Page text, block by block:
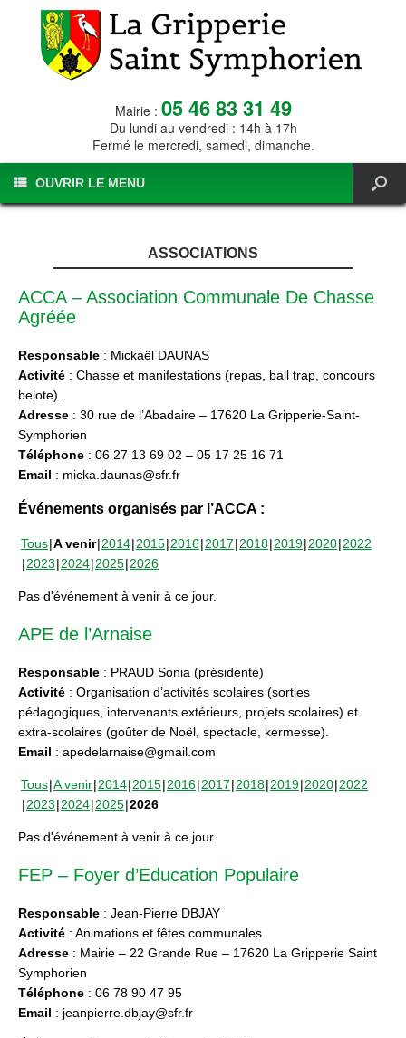
Mairie : 05 46 83 31 49
Du lundi au vendredi : 14h à 17h
Fermé le mercredi, samedi, dimanche.
OUVRIR LE MENU
ASSOCIATIONS
ACCA – Association Communale De Chasse
Agréée
Responsable : Mickaël DAUNAS
Activité : Chasse et manifestations (repas, ball trap, concours
belote).
Adresse : 30 rue de l’Abadaire – 17620 La Gripperie-Saint-
Symphorien
Téléphone : 06 27 13 69 02 – 05 17 25 16 71
Email : micka.daunas@sfr.fr
Événements organisés par l’ACCA :
Tous A venir 2014 2015 2016 2017 2018 2019 2020 2022
2023 2024 2025 2026
Pas d'événement à venir à ce jour.
APE de l’Arnaise
Responsable : PRAUD Sonia (présidente)
Activité : Organisation d’activités scolaires (sorties
pédagogiques, intervenants extérieurs, projets scolaires) et
extra-scolaires (goûter de Noël, spectacle, kermesse).
Email : apedelarnaise@gmail.com
Tous A venir 2014 2015 2016 2017 2018 2019 2020 2022
2023 2024 2025 2026
Pas d'événement à venir à ce jour.
FEP – Foyer d’Education Populaire
Responsable : Jean-Pierre DBJAY
Activité : Animations et fêtes communales
Adresse : Mairie – 22 Grande Rue – 17620 La Gripperie Saint
Symphorien
Téléphone : 06 78 90 47 95
Email : jeanpierre.dbjay@sfr.fr